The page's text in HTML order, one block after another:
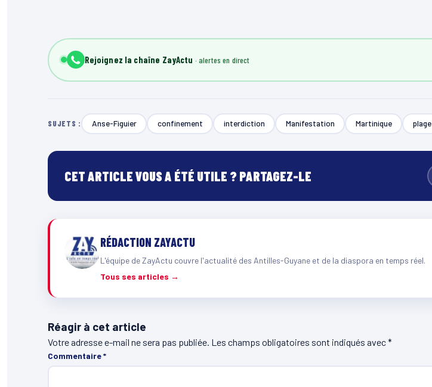
Rejoignez la chaîne ZayActu
SUJETS : Anse-Figuier confinement interdiction Manifestation Martinique plage
CET ARTICLE VOUS A ÉTÉ UTILE ? PARTAGEZ-LE
RÉDACTION ZAYACTU
L'équipe de ZayActu couvre l'actualité des Antilles-Guyane et de la diaspora en temps réel.
Tous ses articles →
Réagir à cet article
Votre adresse e-mail ne sera pas publiée. Les champs obligatoires sont indiqués avec*
Commentaire*